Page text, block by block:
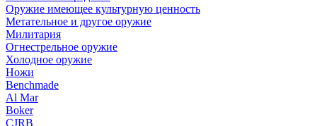
Оружие имеющее культурную ценность
Метательное и другое оружие
Милитария
Огнестрельное оружие
Холодное оружие
Ножи
Benchmade
Al Mar
Boker
CJRB